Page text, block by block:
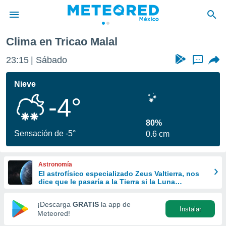
de
ha sido
para
que se
calidad.
a este
las
y
forma
digital
basada
Clima en Tricao Malal
23:15 Sábado ...
Nieve
-4°
Sensación de -5°
80%
0.6 cm
Astronomía
El astrofísico especializado Zeus Valtierra, nos
dice que le pasaría a la Tierra si la Luna
¡Descarga GRATIS la app de
Meteored!
Instalar